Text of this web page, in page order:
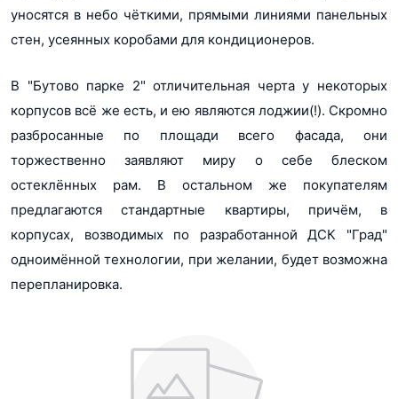
уносятся в небо чёткими, прямыми линиями панельных
стен, усеянных коробами для кондиционеров.
В "Бутово парке 2" отличительная черта у некоторых
корпусов всё же есть, и ею являются лоджии(!). Скромно
разбросанные по площади всего фасада, они
торжественно заявляют миру о себе блеском
остеклённых рам. В остальном же покупателям
предлагаются стандартные квартиры, причём, в
корпусах, возводимых по разработанной ДСК "Град"
одноимённой технологии, при желании, будет возможна
перепланировка.